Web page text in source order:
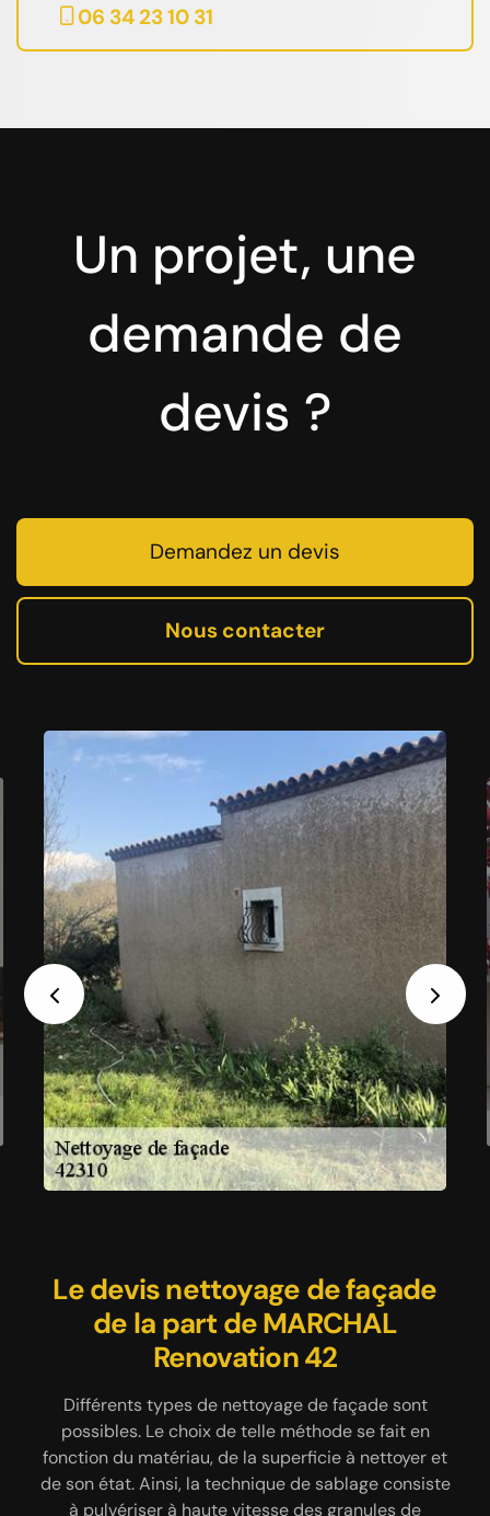
06 34 23 10 31
Un projet, une
demande de
devis ?
Demandez un devis
Nous contacter
Previous
Le devis nettoyage de façade
de la part de MARCHAL
Renovation 42
Différents types de nettoyage de façade sont
possibles. Le choix de telle méthode se fait en
fonction du matériau, de la superficie à nettoyer et
de son état. Ainsi, la technique de sablage consiste
à pulvériser à haute vitesse des granules de
Ce que vous devez savoir sur
un façadier spécialiste en
nettoyage de façade à Changy
En cas de dégradation de façade, le signe peut être
la présence de mousses ou de lichens sur celle-ci.
Si ce signe apparait, le propriétaire doit réagir vite
en faisant appel à un professionnel comme
MARCHAL Renovation 42. Cette dernière est une
L’artisan façadier MARCHAL
Renovation 42 maîtrise les
techniques de nettoyage de
façade
Des mousses ou des surfaces vertes notamment à
l’ombre, des taches noirâtres sur façades et murs
extérieurs sont des signes évidents qu’il faut